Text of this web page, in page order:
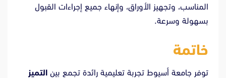
المناسب، وتجهيز الأوراق، وإنهاء جميع إجراءات القبول
بسهولة وسرعة.
خاتمة
توفر جامعة أسيوط تجربة تعليمية رائدة تجمع بين التميز